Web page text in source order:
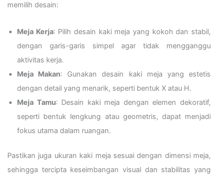
memilih desain:
Meja Kerja: Pilih desain kaki meja yang kokoh dan stabil,
dengan garis-garis simpel agar tidak mengganggu
aktivitas kerja.
Meja Makan: Gunakan desain kaki meja yang estetis
dengan detail yang menarik, seperti bentuk X atau H.
Meja Tamu: Desain kaki meja dengan elemen dekoratif,
seperti bentuk lengkung atau geometris, dapat menjadi
fokus utama dalam ruangan.
Pastikan juga ukuran kaki meja sesuai dengan dimensi meja,
sehingga tercipta keseimbangan visual dan stabilitas yang